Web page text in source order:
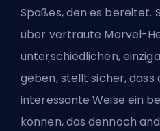
Spaßes, den es bereitet.
über vertraute Marvel-
unterschiedlichen,
geben, stellt sicher, dass
interessante Weise ein
können, das dennoch